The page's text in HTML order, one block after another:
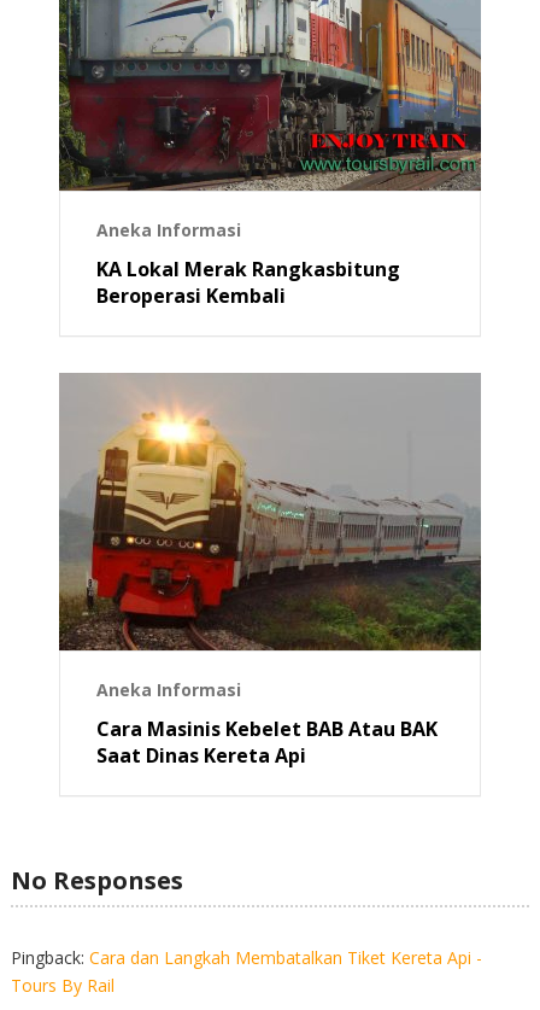
Aneka Informasi
KA Lokal Merak Rangkasbitung
Beroperasi Kembali
Aneka Informasi
Cara Masinis Kebelet BAB Atau BAK
Saat Dinas Kereta Api
No Responses
Pingback: Cara dan Langkah Membatalkan Tiket Kereta Api -
Tours By Rail